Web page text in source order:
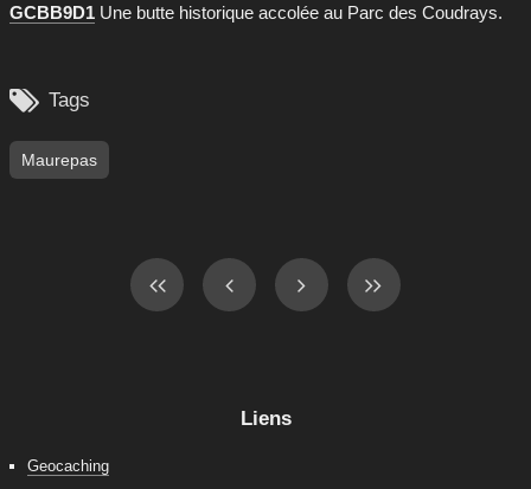
GCBB9D1 Une butte historique accolée au Parc des Coudrays.
 Tags
Maurepas
Liens
Geocaching